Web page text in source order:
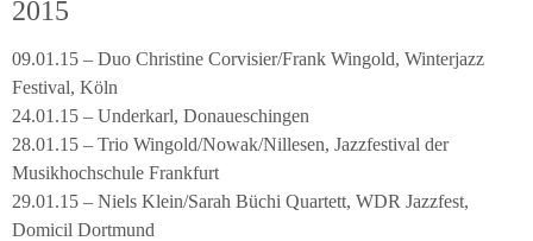
2015
09.01.15 – Duo Christine Corvisier/Frank Wingold, Winterjazz
Festival, Köln
24.01.15 – Underkarl, Donaueschingen
28.01.15 – Trio Wingold/Nowak/Nillesen, Jazzfestival der
Musikhochschule Frankfurt
29.01.15 – Niels Klein/Sarah Büchi Quartett, WDR Jazzfest,
Domicil Dortmund